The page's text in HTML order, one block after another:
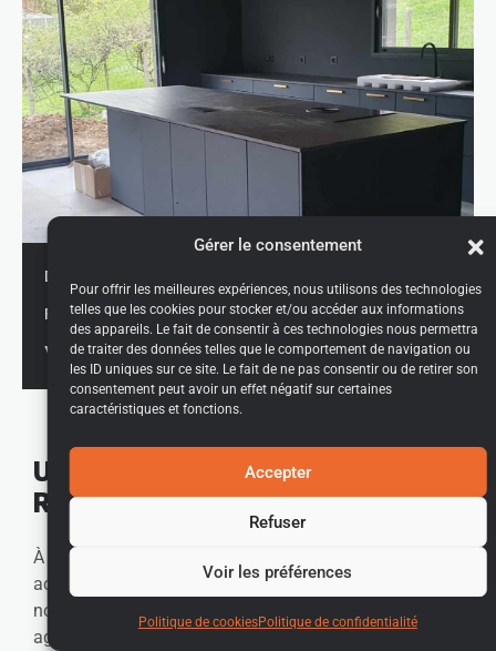
Gérer le consentement
Pour offrir les meilleures expériences, nous utilisons des technologies
telles que les cookies pour stocker et/ou accéder aux informations
des appareils. Le fait de consentir à ces technologies nous permettra
de traiter des données telles que le comportement de navigation ou
les ID uniques sur ce site. Le fait de ne pas consentir ou de retirer son
consentement peut avoir un effet négatif sur certaines
caractéristiques et fonctions.
Accepter
Refuser
Voir les préférences
Politique de cookiesPolitique de confidentialité
DÉBUT CHANTIER :
FIN CHANTIER : Février 2024
VILLE : Le Cheylas
Une nouvelle construction à La
Rochette
À La Rochette, Dauphiné Construction a récemment
accompagné ses clients dans la réalisation de leur
nouvelle maison, pensée pour offrir un cadre de vie
agréable et fonctionnel. Implantée dans un